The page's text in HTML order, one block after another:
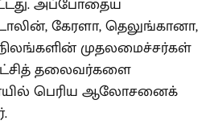
கேரளா, தெலுங்கானா,
முதலமைச்சர்கள்
தலைவர்களை
பெரிய ஆலோசனைக்